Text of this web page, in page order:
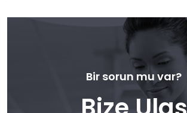
Bir sorun mu var?